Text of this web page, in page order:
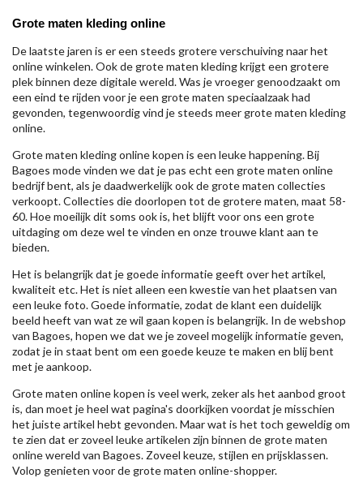
Grote maten kleding online
De laatste jaren is er een steeds grotere verschuiving naar het
online winkelen. Ook de grote maten kleding krijgt een grotere
plek binnen deze digitale wereld. Was je vroeger genoodzaakt om
een eind te rijden voor je een grote maten speciaalzaak had
gevonden, tegenwoordig vind je steeds meer grote maten kleding
online.
Grote maten kleding online kopen is een leuke happening. Bij
Bagoes mode vinden we dat je pas echt een grote maten online
bedrijf bent, als je daadwerkelijk ook de grote maten collecties
verkoopt. Collecties die doorlopen tot de grotere maten, maat 58-
60. Hoe moeilijk dit soms ook is, het blijft voor ons een grote
uitdaging om deze wel te vinden en onze trouwe klant aan te
bieden.
Het is belangrijk dat je goede informatie geeft over het artikel,
kwaliteit etc. Het is niet alleen een kwestie van het plaatsen van
een leuke foto. Goede informatie, zodat de klant een duidelijk
beeld heeft van wat ze wil gaan kopen is belangrijk. In de webshop
van Bagoes, hopen we dat we je zoveel mogelijk informatie geven,
zodat je in staat bent om een goede keuze te maken en blij bent
met je aankoop.
Grote maten online kopen is veel werk, zeker als het aanbod groot
is, dan moet je heel wat pagina's doorkijken voordat je misschien
het juiste artikel hebt gevonden. Maar wat is het toch geweldig om
te zien dat er zoveel leuke artikelen zijn binnen de grote maten
online wereld van Bagoes. Zoveel keuze, stijlen en prijsklassen.
Volop genieten voor de grote maten online-shopper.